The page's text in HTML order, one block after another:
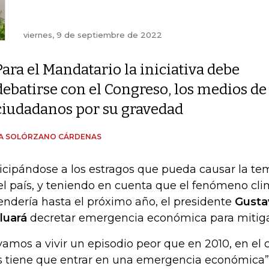
viernes, 9 de septiembre de 2022
el Mandatario la iniciativa debe
con el Congreso, los medios
por su gravedad
SOLÓRZANO CÁRDENAS
a los estragos que pueda causar la
país, y teniendo en cuenta que el fenómeno
hasta el próximo año, el presidente
decretar emergencia económica para
a vivir un episodio peor que en 2010, en el
tiene que entrar en una emergencia